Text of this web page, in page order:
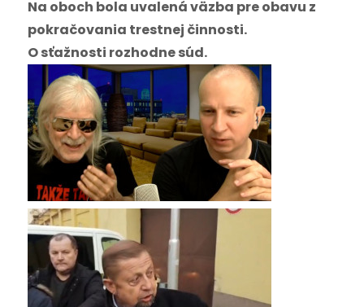
Na oboch bola uvalená väzba pre obavu z
pokračovania trestnej činnosti.
O sťažnosti rozhodne súd.